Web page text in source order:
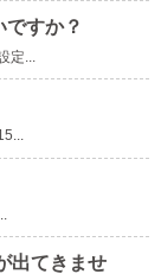
すか？
定...
出てきませ